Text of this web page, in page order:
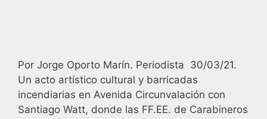
Por Jorge Oporto Marín. Periodista 30/03/21.
Un acto artístico cultural y barricadas
incendiarias en Avenida Circunvalación con
Santiago Watt, donde las FF.EE. de Carabineros